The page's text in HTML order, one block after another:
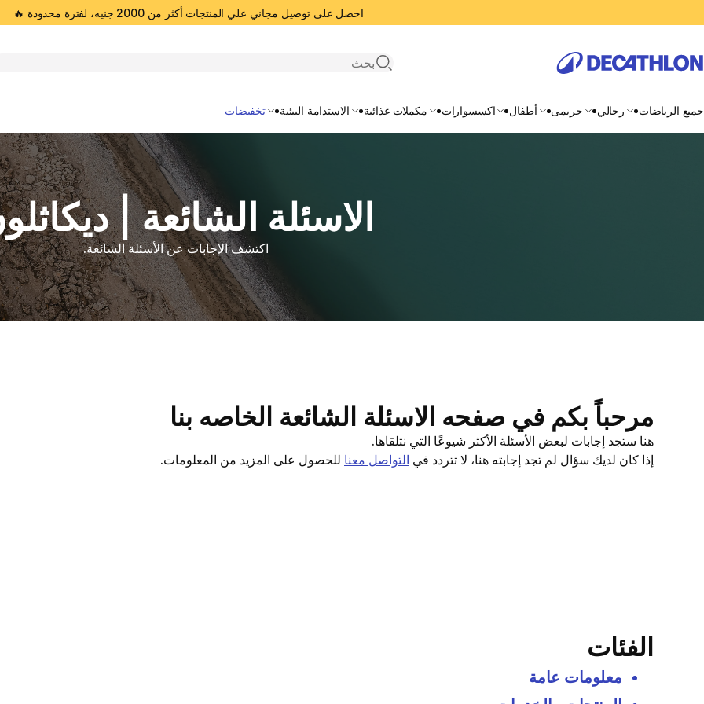
احصل على توصيل مجاني علي المنتجات أكثر من 2000 جنيه، لفترة محدودة 🔥
Open search
جميع الرياضات رجالي حريمى أطفال اكسسوارات مكملات غذائية الاستدامة البيئية تخفيضات
الاسئلة الشائعة |
اكتشف الإجابات عن الأسئلة الشائعة.
مرحباً بكم في صفحه الاسئلة الشائعة الخاصه بنا
هنا ستجد إجابات لبعض الأسئلة الأكثر شيوعًا التي نتلقاها.
إذا كان لديك سؤال لم تجد إجابته هنا، لا تتردد في التواصل معنا للحصول على المزيد من المعلومات.
الفئات
معلومات عامة